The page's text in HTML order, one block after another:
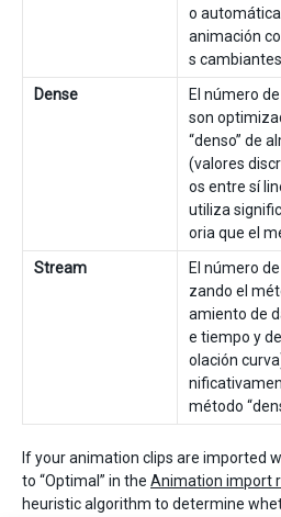
o
animación
s cambiantes.
Dense
El número
son
“denso” de
(valores
os entre sí
utiliza
oria que el
Stream
El número
zando el
amiento de
e tiempo y
olación
método
If your animation clips are imported
to “Optimal” in the Animation import
heuristic algorithm to determine